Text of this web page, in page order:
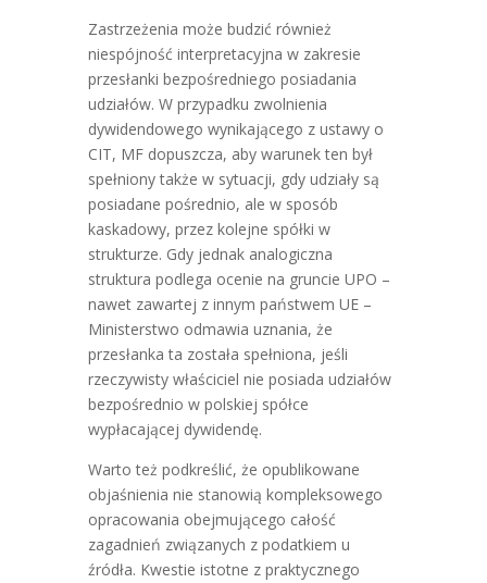
Zastrzeżenia może budzić również
niespójność interpretacyjna w zakresie
przesłanki bezpośredniego posiadania
udziałów. W przypadku zwolnienia
dywidendowego wynikającego z ustawy o
CIT, MF dopuszcza, aby warunek ten był
spełniony także w sytuacji, gdy udziały są
posiadane pośrednio, ale w sposób
kaskadowy, przez kolejne spółki w
strukturze. Gdy jednak analogiczna
struktura podlega ocenie na gruncie UPO –
nawet zawartej z innym państwem UE –
Ministerstwo odmawia uznania, że
przesłanka ta została spełniona, jeśli
rzeczywisty właściciel nie posiada udziałów
bezpośrednio w polskiej spółce
wypłacającej dywidendę.
Warto też podkreślić, że opublikowane
objaśnienia nie stanowią kompleksowego
opracowania obejmującego całość
zagadnień związanych z podatkiem u
źródła. Kwestie istotne z praktycznego